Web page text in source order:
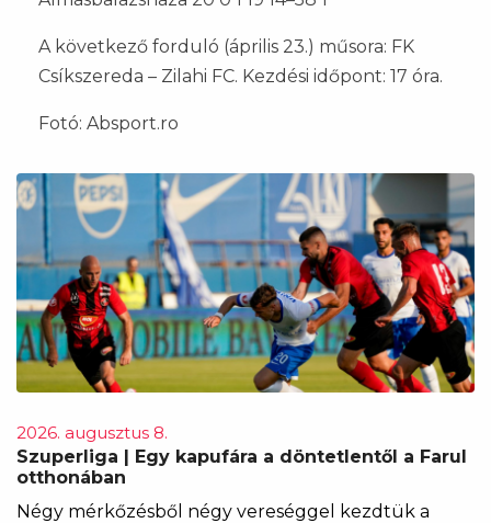
A következő forduló (április 23.) műsora: FK
Csíkszereda – Zilahi FC. Kezdési időpont: 17 óra.
Fotó: Absport.ro
2026. augusztus 8.
Szuperliga | Egy kapufára a döntetlentől a Farul
otthonában
Négy mérkőzésből négy vereséggel kezdtük a